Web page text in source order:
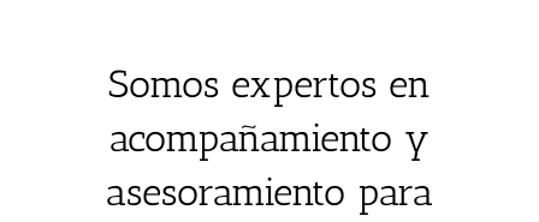
Somos expertos en
acompañamiento y
asesoramiento para